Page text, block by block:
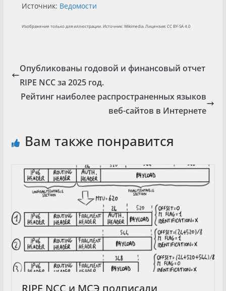
Источник: Ведомости
Изображение только для иллюстрации. Источник: Wikimedia. Лицензия: CC BY-SA 4.0
Опубликованы годовой и финансовый отчет
RIPE NCC за 2025 год.
Рейтинг наиболее распространенных языков
веб-сайтов в Интернете
Вам также понравится
RIPE NCC и МСЭ подписали